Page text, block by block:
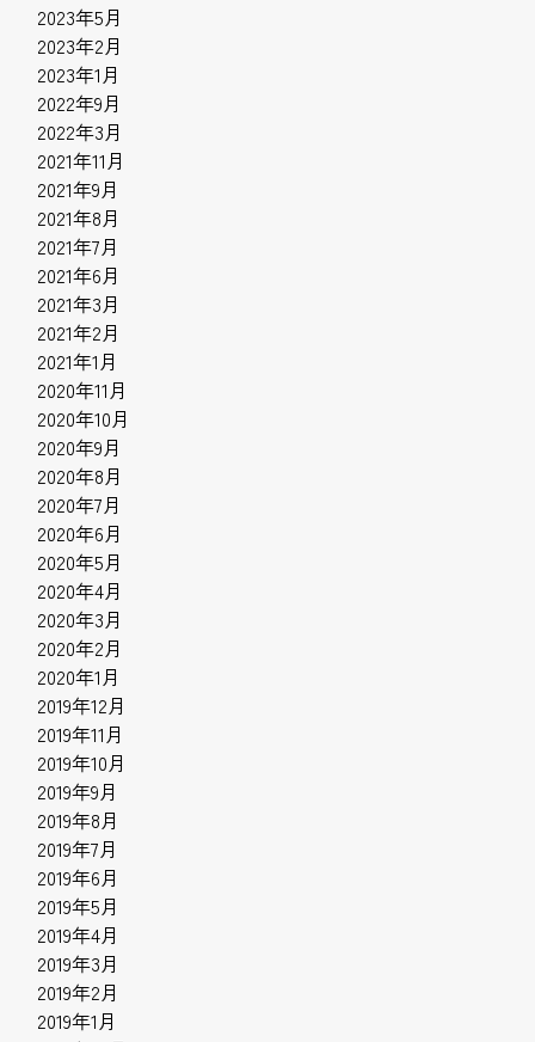
2023年5月
2023年2月
2023年1月
2022年9月
2022年3月
2021年11月
2021年9月
2021年8月
2021年7月
2021年6月
2021年3月
2021年2月
2021年1月
2020年11月
2020年10月
2020年9月
2020年8月
2020年7月
2020年6月
2020年5月
2020年4月
2020年3月
2020年2月
2020年1月
2019年12月
2019年11月
2019年10月
2019年9月
2019年8月
2019年7月
2019年6月
2019年5月
2019年4月
2019年3月
2019年2月
2019年1月